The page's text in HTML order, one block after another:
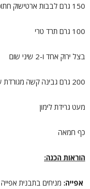
150 גרם לבבות ארטישוק חתוכים
100 גרם תרד טרי
בצל ירוק אחד ו-2 שיני שום
200 גרם גבינה קשה מגורדת שאוהבים
מעט גרידת לימון
כף חמאה
הוראות הכנה:
אפייה: מניחים בתבנית